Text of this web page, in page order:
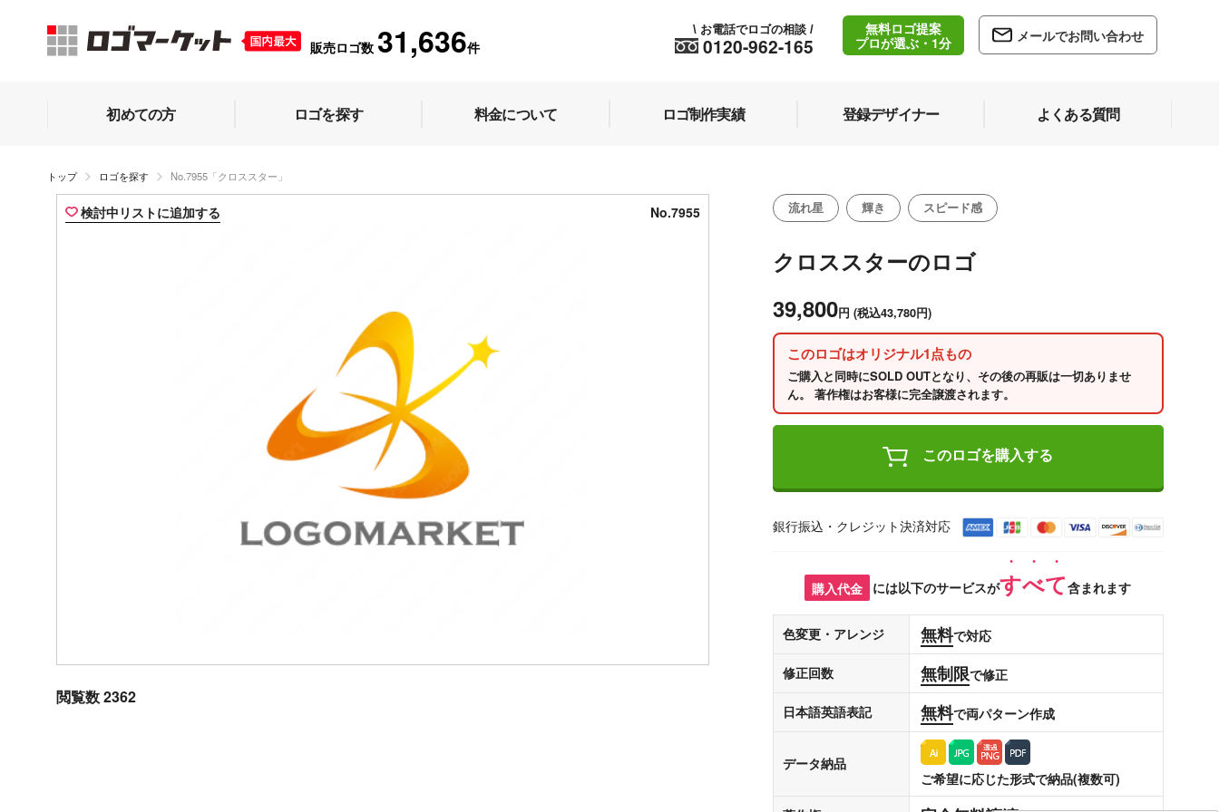
販売ロゴ数 31,636件 0120-962-165
\ お電話でロゴの相談 /
無料ロゴ提案
プロが選ぶ・1分
メールでお問い合わせ
初めての方 ロゴを探す 料金について ロゴ制作実績 登録デザイナー よくある質問
トップ ロゴを探す No.7955「クロススター」
検討中リストに追加する No.7955
閲覧数 2362
流れ星 輝き スピード感
クロススターのロゴ
39,800円 (税込43,780円)
このロゴはオリジナル1点もの
ご購入と同時にSOLD OUTとなり、その後の再販は一切ありませ
ん。 著作権はお客様に完全譲渡されます。
このロゴを購入する
銀行振込・クレジット決済対応
購入代金 には以下のサービスがすべて含まれます
色変更・アレンジ 無料で対応
修正回数 無制限で修正
日本語英語表記 無料で両パターン作成
データ納品
ご希望に応じた形式で納品(複数可)